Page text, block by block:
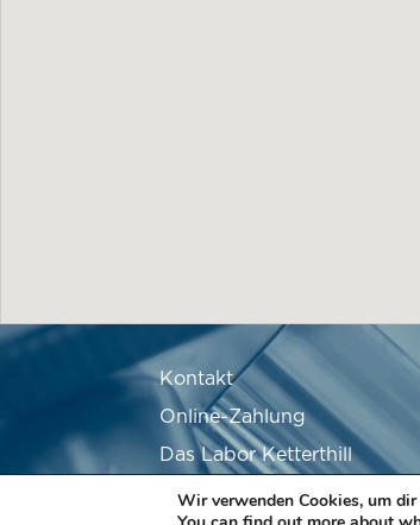
Kontakt
Online-Zahlung
Das Labor Ketterthill
Stellenangebote
Wir verwenden Cookies, um